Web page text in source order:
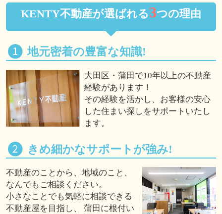
KENTY不動産が選ばれる3つの理由
地元密着の豊富な知識!
大田区・蒲田で10年以上の不動産
経験があります！
その経験を活かし、お客様の安心
した住まい探しをサポートいたし
ます。
きめ細かなサポートが強み!
不動産のことから、地域のこと、
なんでもご相談ください。
小さなことでも気軽に相談できる
不動産屋を目指し、 蒲田に根付い